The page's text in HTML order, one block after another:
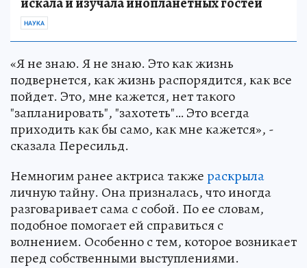
НАУКА
«Я не знаю. Я не знаю. Это как жизнь
подвернется, как жизнь распорядится, как все
пойдет. Это, мне кажется, нет такого
"запланировать", "захотеть"… Это всегда
приходить как бы само, как мне кажется», -
сказала Пересильд.
Немногим ранее актриса такжераскрыла
личную тайну. Она призналась, что иногда
разговаривает сама с собой. По ее словам,
подобное помогает ей справиться с
волнением. Особенно с тем, которое возникает
перед собственными выступлениями.